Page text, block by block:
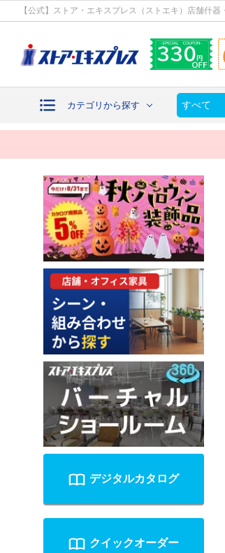
【公式】ストア・エキスプレス（ストエキ）店舗什
カテゴリから探す すべて
デジタルカタログ
クイックオーダー